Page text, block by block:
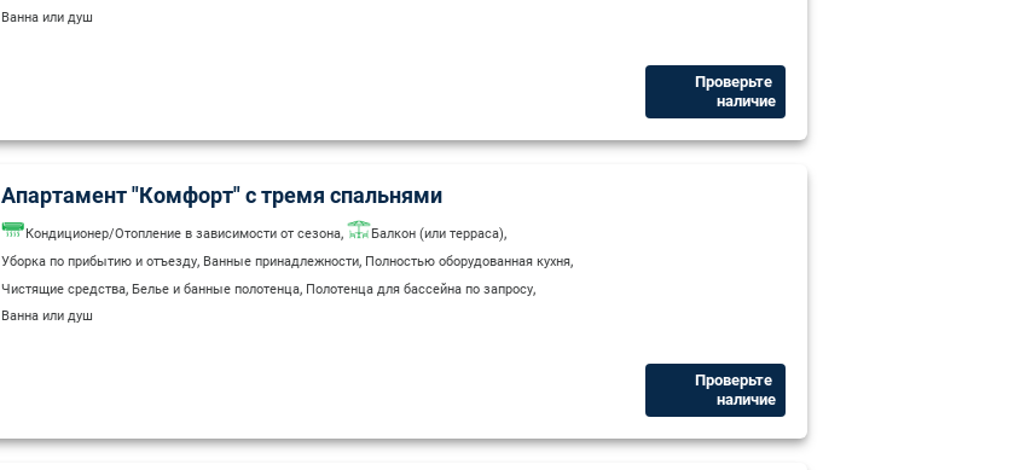
Ванна или душ
Проверьте ​
наличие
Апартамент "Комфорт" с тремя спальнями
Кондиционер/Отопление в зависимости от сезона, Балкон (или терраса),
Уборка по прибытию и отъезду, Ванные принадлежности, Полностью оборудованная кухня,
Чистящие средства, Белье и банные полотенца, Полотенца для бассейна по запросу,
Ванна или душ
Проверьте ​
наличие